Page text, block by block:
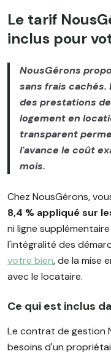
Le tarif
inclus pour
NousGérons
sans frais
des prestations
logement en
transparent
l'avance le coût
mois.
Chez NousGérons,
8,4 % appliqué sur
ni ligne
l'intégralité des
votre bien, de la mise
avec le locataire.
Ce qui est inclus
Le contrat de gestion
besoins d'un